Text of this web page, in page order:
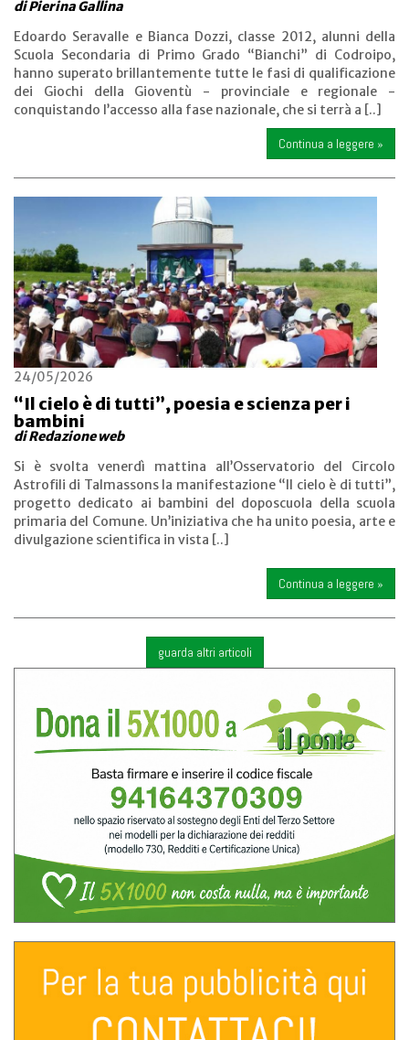
di Pierina Gallina
Edoardo Seravalle e Bianca Dozzi, classe 2012, alunni della
Scuola Secondaria di Primo Grado “Bianchi” di Codroipo,
hanno superato brillantemente tutte le fasi di qualificazione
dei Giochi della Gioventù - provinciale e regionale -
conquistando l’accesso alla fase nazionale, che si terrà a [..]
Continua a leggere »
24/05/2026
“Il cielo è di tutti”, poesia e scienza per i
bambini
di Redazione web
Si è svolta venerdì mattina all’Osservatorio del Circolo
Astrofili di Talmassons la manifestazione “Il cielo è di tutti”,
progetto dedicato ai bambini del doposcuola della scuola
primaria del Comune. Un’iniziativa che ha unito poesia, arte e
divulgazione scientifica in vista [..]
Continua a leggere »
guarda altri articoli